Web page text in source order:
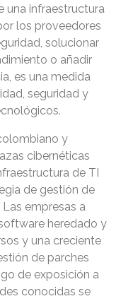
una infraestructura
los proveedores
solucionar
o añadir
es una medida
seguridad y
y
cibernéticas
de TI
de gestión de
empresas a
heredado y
y una creciente
de parches
de exposición a
conocidas se